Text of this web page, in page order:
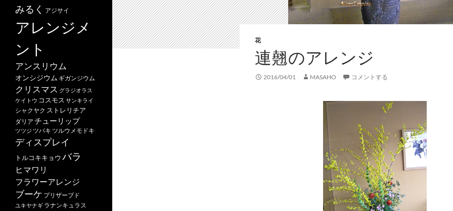
花
連翹のアレンジ
2016/04/01 MASAHO コメントする
みるく アジサイ
アレンジメ
ント
アンスリウム
オンシジウム ギガンジウム
クリスマス グラジオラス
ケイトウ コスモス サンキライ
シャクヤク ストレリチア
ダリア チューリップ
ツツジ ツバキ ツルウメモドキ
ディスプレイ
トルコキキョウ バラ
ヒマワリ
フラワーアレンジ
ブーケ プリザーブド
ユキヤナギ ラナンキュラス